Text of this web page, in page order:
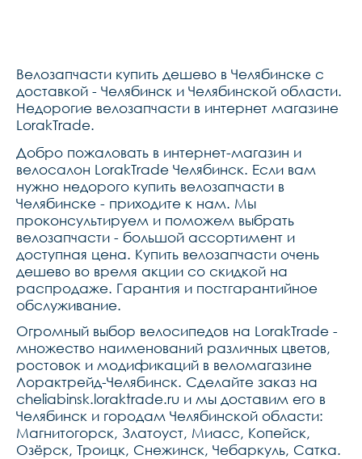
Велозапчасти купить дешево в Челябинске с
доставкой - Челябинск и Челябинской области.
Недорогие велозапчасти в интернет магазине
LorakTrade.
Добро пожаловать в интернет-магазин и
велосалон LorakTrade Челябинск. Если вам
нужно недорого купить велозапчасти в
Челябинске - приходите к нам. Мы
проконсультируем и поможем выбрать
велозапчасти - большой ассортимент и
доступная цена. Купить велозапчасти очень
дешево во время акции со скидкой на
распродаже. Гарантия и постгарантийное
обслуживание.
Огромный выбор велосипедов на LorakTrade -
множество наименований различных цветов,
ростовок и модификаций в веломагазине
Лорактрейд-Челябинск. Сделайте заказ на
cheliabinsk.loraktrade.ru и мы доставим его в
Челябинск и городам Челябинской области:
Магнитогорск, Златоуст, Миасс, Копейск,
Озёрск, Троицк, Снежинск, Чебаркуль, Сатка.